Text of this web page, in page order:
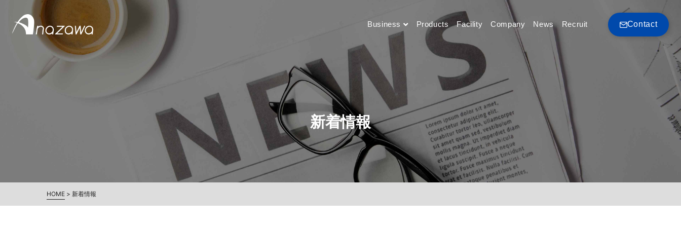
Business
板金加工・組立
品質管理
サービス
Products Facility Company News Recruit Contact
サービス
新着情報
HOME > 新着情報